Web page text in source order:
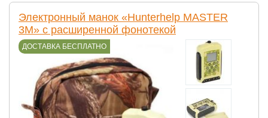
Электронный манок «Hunterhelp MASTER
3M» с расширенной фонотекой
ДОСТАВКА БЕСПЛАТНО